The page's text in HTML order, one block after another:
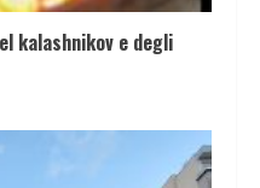
kalashnikov e degli